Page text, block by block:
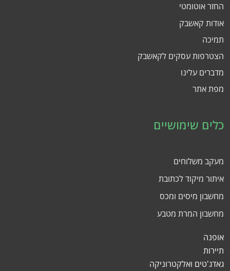
החזר אוטומטי
אודות קאשבק
תמיכה
הצטרפות עסקים לקאשבק
מדברים עלינו
מפת אתר
כלים שימושיים
מעקב משלוחים
איתור מיקוד לכתובת
מחשבון מיסים ומכס
מחשבון המרת מטבע
אופנה
תיירות
גאדג'טים ואלקטרוניקה